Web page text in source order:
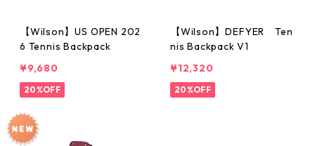
【Wilson】US OPEN 202
6 Tennis Backpack
¥9,680
20%OFF
【Wilson】DEFYER Ten
nis Backpack V1
¥12,320
20%OFF